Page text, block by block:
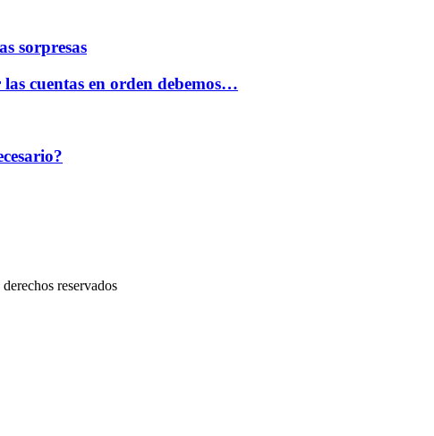
sorpresas
cuentas en orden debemos…
reservados